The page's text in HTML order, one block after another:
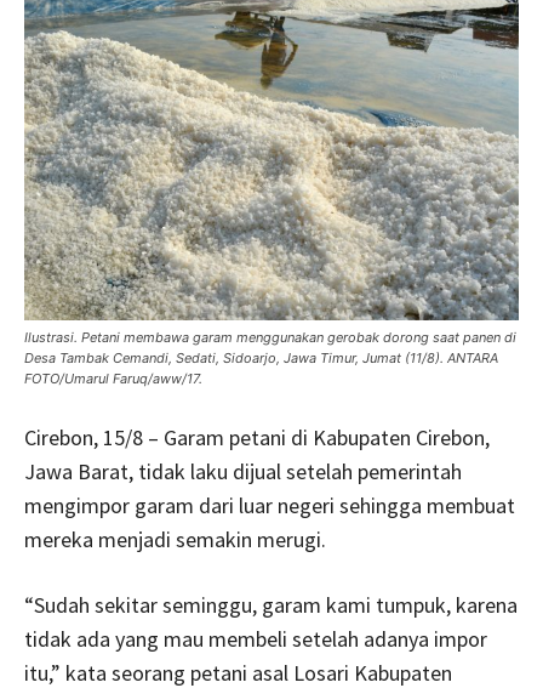
Ilustrasi. Petani membawa garam menggunakan gerobak dorong saat panen di
Desa Tambak Cemandi, Sedati, Sidoarjo, Jawa Timur, Jumat (11/8). ANTARA
FOTO/Umarul Faruq/aww/17.
Cirebon, 15/8 – Garam petani di Kabupaten Cirebon,
Jawa Barat, tidak laku dijual setelah pemerintah
mengimpor garam dari luar negeri sehingga membuat
mereka menjadi semakin merugi.
“Sudah sekitar seminggu, garam kami tumpuk, karena
tidak ada yang mau membeli setelah adanya impor
itu,” kata seorang petani asal Losari Kabupaten